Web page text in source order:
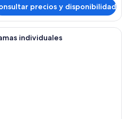
precios y disponibilidad
Habitación de hotel con dos camas,
individuales